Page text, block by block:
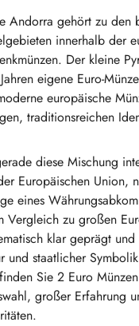
Andorra gehört zu den
innerhalb der
Der kleine
eigene Euro-
europäische
traditionsreichen
diese Mischung
Europäischen Union,
eines
Vergleich zu großen
klar geprägt
und staatlicher
Sie 2 Euro
großer Erfahrung